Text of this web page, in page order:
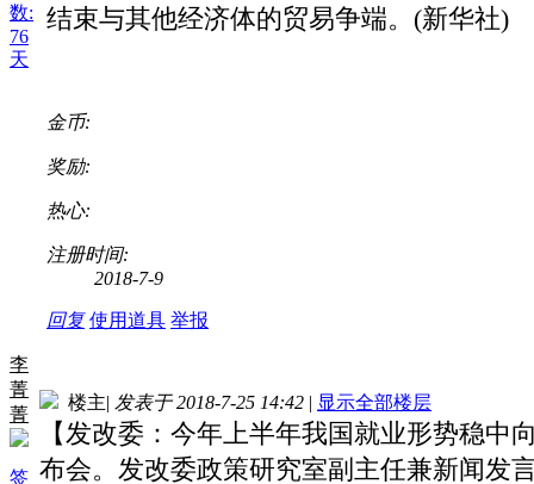
数:
76
天
结束与其他经济体的贸易争端。(新华社)
金币:
奖励:
热心:
注册时间:
2018-7-9
回复 使用道具 举报
李
菁
菁
签
楼主| 发表于 2018-7-25 14:42 | 显示全部楼层
【发改委：今年上半年我国就业形势稳
布会。发改委政策研究室副主任兼新闻发